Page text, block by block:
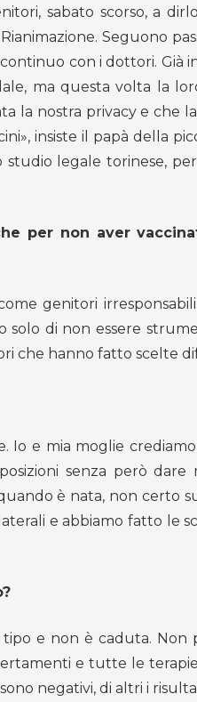
sabato scorso, a
Seguono
con i dottori. Già
ma questa volta la
la nostra privacy e che
insiste il papà della
studio legale torinese,
per non aver
genitori
di non essere
che hanno fatto scelte
Io e mia moglie
senza però dare
è nata, non certo
e abbiamo fatto le
e non è caduta. Non
e tutte le
negativi, di altri i